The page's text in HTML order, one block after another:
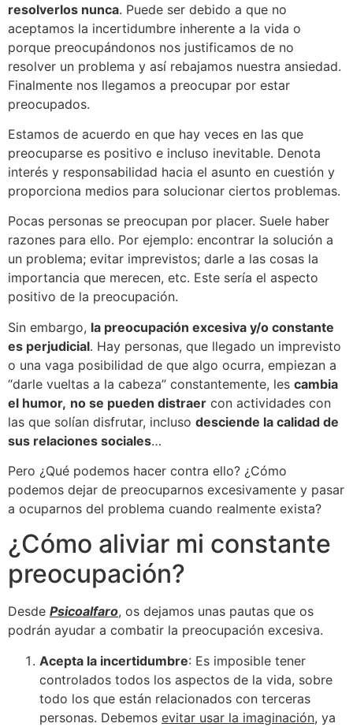
resolverlos nunca. Puede ser debido a que no
aceptamos la incertidumbre inherente a la vida o
porque preocupándonos nos justificamos de no
resolver un problema y así rebajamos nuestra ansiedad.
Finalmente nos llegamos a preocupar por estar
preocupados.
Estamos de acuerdo en que hay veces en las que
preocuparse es positivo e incluso inevitable. Denota
interés y responsabilidad hacia el asunto en cuestión y
proporciona medios para solucionar ciertos problemas.
Pocas personas se preocupan por placer. Suele haber
razones para ello. Por ejemplo: encontrar la solución a
un problema; evitar imprevistos; darle a las cosas la
importancia que merecen, etc. Este sería el aspecto
positivo de la preocupación.
Sin embargo, la preocupación excesiva y/o constante
es perjudicial. Hay personas, que llegado un imprevisto
o una vaga posibilidad de que algo ocurra, empiezan a
“darle vueltas a la cabeza” constantemente, les cambia
el humor, no se pueden distraer con actividades con
las que solían disfrutar, incluso desciende la calidad de
sus relaciones sociales…
Pero ¿Qué podemos hacer contra ello? ¿Cómo
podemos dejar de preocuparnos excesivamente y pasar
a ocuparnos del problema cuando realmente exista?
¿Cómo aliviar mi constante
preocupación?
Desde Psicoalfaro, os dejamos unas pautas que os
podrán ayudar a combatir la preocupación excesiva.
Acepta la incertidumbre: Es imposible tener
controlados todos los aspectos de la vida, sobre
todo los que están relacionados con terceras
personas. Debemos evitar usar la imaginación, ya